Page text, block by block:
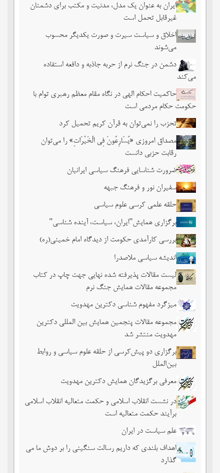
ایران به عنوان یک مدل، مدنیت و مکتب برای دشمنان
غیرقابل تحمل است
اخلاق و سیاست سیرت و صورت یکدیگر محسوب
می‌شوند
دشمن در جنگ نرم از حربه جاذبه و دافعه استفاده
می‌کند
حاکمیت احکام الهی در نگاه مقام معظم رهبری توام با
حکومت حکام مردمی است
تحزب را نمی‌توان به قرآن کریم تحمیل کرد
مصداق امروزی «یُسَارِعُونَ فِی الْخَیْرَاتِ» را می‌توان
رقابت حزبی دانست
ضرورت شناسایی فرهنگ سیاسی ایرانیان
سفیران نور و فرهنگ جبهه
حلقه علمی کرسی علوم سیاسی
برگزاری همایش"ایران، سیاست، آینده شناسی"
بررسی کارآمدی حکومت از دیدگاه امام خمینی(ره)
اندیشه سیاسی ملاصدرا
لیست مقالات پذیرفته شده نهایی جهت چاپ در کتاب
مجموعه مقالات همایش جنگ نرم
میزگرد مفهوم شناسی دکترین مهدویت
مجموعه مقالات پنجمین همایش بین المللی دکترین
مهدویت منتشر شد
برگزاری دو پیش‌کرسی از حلقه علوم سیاسی و روابط
بین‌الملل
معرفی برگزیدگان همایش دکترین مهدویت
در نشست انقلاب اسلامی و حکمت متعالیه انقلاب اسلامی
برآیند حکمت متعالیه است
علم سیاست در ایران
اهداف بلندی که داریم رسالت سنگینی را بر دوش ما می
گذارد